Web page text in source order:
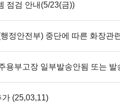
점검 안내(5/23(금))
용부고장 일부발송안됨 또는 발
(25,03,11)